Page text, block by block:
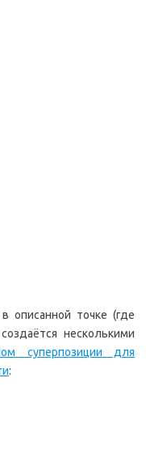
описанной точке (где
несколькими
суперпозиции для
: